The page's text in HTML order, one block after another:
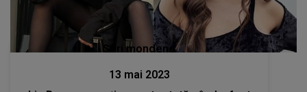
Stiri mondene
13 mai 2023